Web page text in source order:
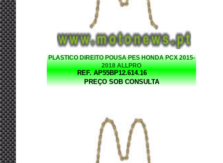
PLASTICO DIREITO POUSA PES HONDA PCX 2015-
2018 ALLPRO
REF. AP55BP12.614.16
PREÇO SOB CONSULTA